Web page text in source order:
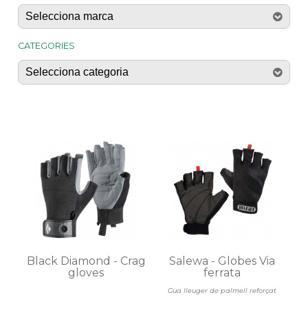
CATEGORIES
Black Diamond - Crag
gloves
Gua lleuger de palmell reforçat
Salewa - Globes Via
ferrata